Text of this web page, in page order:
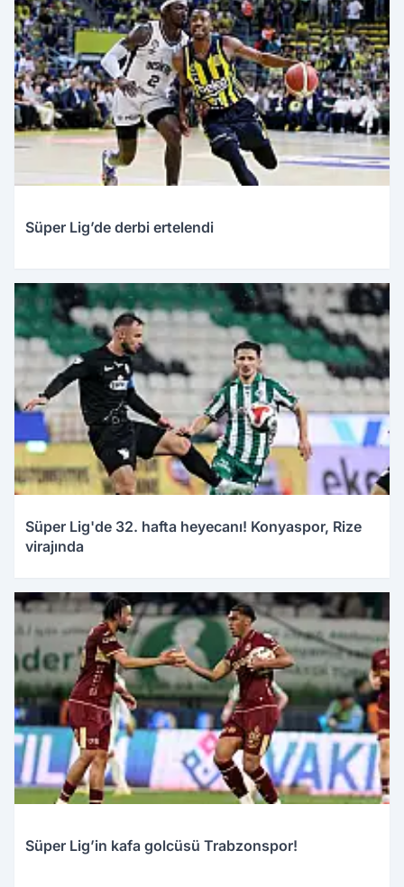
Süper Lig’de derbi ertelendi
Süper Lig'de 32. hafta heyecanı! Konyaspor, Rize
virajında
Süper Lig’in kafa golcüsü Trabzonspor!